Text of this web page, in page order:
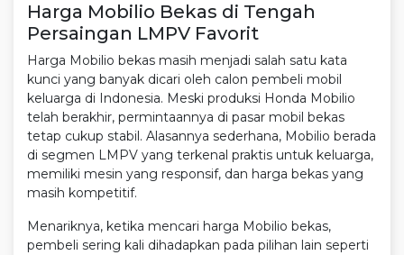
Harga Mobilio Bekas di Tengah
Persaingan LMPV Favorit
Harga Mobilio bekas masih menjadi salah satu kata
kunci yang banyak dicari oleh calon pembeli mobil
keluarga di Indonesia. Meski produksi Honda Mobilio
telah berakhir, permintaannya di pasar mobil bekas
tetap cukup stabil. Alasannya sederhana, Mobilio berada
di segmen LMPV yang terkenal praktis untuk keluarga,
memiliki mesin yang responsif, dan harga bekas yang
masih kompetitif.
Menariknya, ketika mencari harga Mobilio bekas,
pembeli sering kali dihadapkan pada pilihan lain seperti